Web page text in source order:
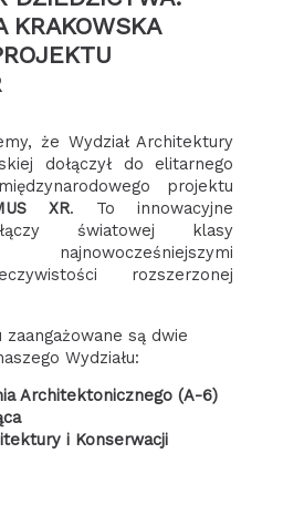
KRAKOWSKA
że Wydział Architektury
dołączył do elitarnego
projektu
XR. To innowacyjne
łączy światowej klasy
rozszerzonej
są dwie
Wydziału:
Architektonicznego (A-6)
i Konserwacji